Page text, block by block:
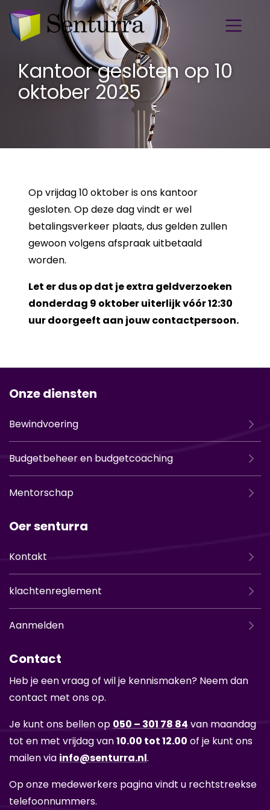
Kantoor gesloten op 10
oktober 2025
Op vrijdag 10 oktober is ons kantoor
gesloten. Op deze dag vindt er wel
betalingsverkeer plaats, dus gelden zullen
gewoon volgens afspraak uitbetaald
worden.
Let er dus op dat je extra geldverzoeken
donderdag 9 oktober uiterlijk vóór 12:30
uur doorgeeft aan jouw contactpersoon.
Onze diensten
Bewindvoering
Budgetbeheer en budgetcoaching
Mentorschap
Oer senturra
Kontakt
klachtenreglement
Aanmelden
Contact
Heb je een vraag of wil je kennismaken? Neem dan
contact met ons op.
Je kunt ons bellen op 050 – 301 78 84 van maandag
tot en met vrijdag van10.00 tot 12.00 of je kunt ons
mailen via info@senturra.nl.
Op onze medewerkers pagina vindt u rechtstreekse
telefoonnummers.